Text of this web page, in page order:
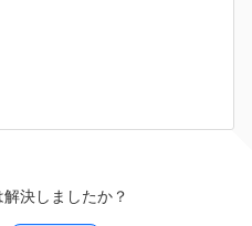
決しましたか？